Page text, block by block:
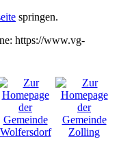
springen.
https://www.vg-